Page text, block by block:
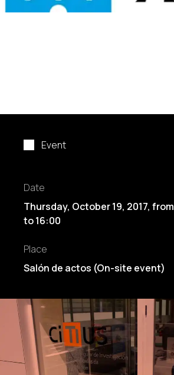
Event
Date
Thursday, October 19, 2017, from
to16:00
Place
Salón de actos (On-site event)